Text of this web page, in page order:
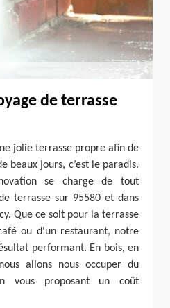
de terrasse
jolie terrasse propre afin de
beaux jours, c’est le paradis.
se charge de tout
terrasse sur 95580 et dans
Que ce soit pour la terrasse
ou d'un restaurant, notre
performant. En bois, en
allons nous occuper du
vous proposant un coût